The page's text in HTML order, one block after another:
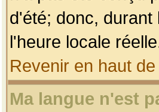
d'été; donc,
l'heure locale
Revenir en haut
Ma langue n'est